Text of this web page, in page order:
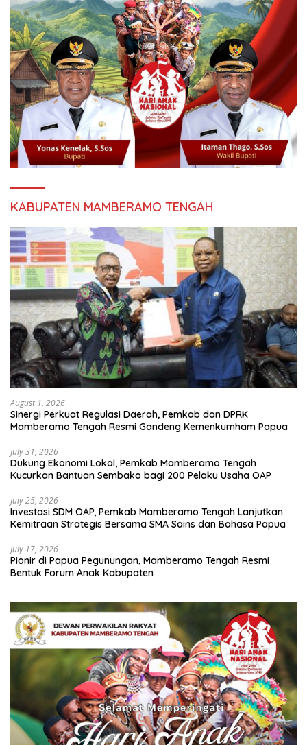
KABUPATEN MAMBERAMO TENGAH
August 1, 2026
Sinergi Perkuat Regulasi Daerah, Pemkab dan DPRK
Mamberamo Tengah Resmi Gandeng Kemenkumham Papua
July 31, 2026
Dukung Ekonomi Lokal, Pemkab Mamberamo Tengah
Kucurkan Bantuan Sembako bagi 200 Pelaku Usaha OAP
July 25, 2026
Investasi SDM OAP, Pemkab Mamberamo Tengah Lanjutkan
Kemitraan Strategis Bersama SMA Sains dan Bahasa Papua
July 17, 2026
Pionir di Papua Pegunungan, Mamberamo Tengah Resmi
Bentuk Forum Anak Kabupaten